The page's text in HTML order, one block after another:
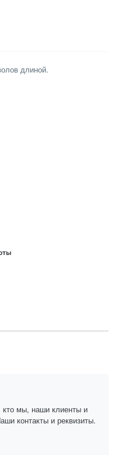
длиной.
кто мы, наши клиенты и
контакты и реквизиты.